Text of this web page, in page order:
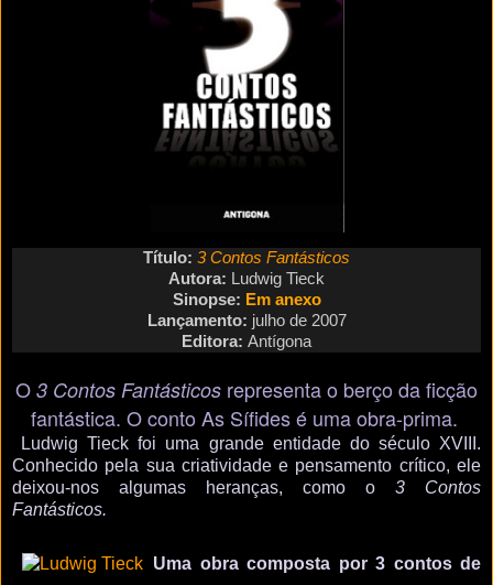
Título: 3 Contos Fantásticos
Autora: Ludwig Tieck
Sinopse: Em anexo
Lançamento: julho de 2007
Editora: Antígona
O 3 Contos Fantásticos representa o berço da ficção
fantástica. O conto As Sífides é uma obra-prima.
Ludwig Tieck foi uma grande entidade do século XVIII.
Conhecido pela sua criatividade e pensamento crítico, ele
deixou-nos algumas heranças, como o 3 Contos
Fantásticos.
Uma obra composta por 3 contos de